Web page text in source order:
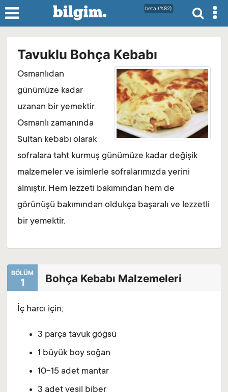
beta (%82)
Tavuklu Bohça Kebabı
Osmanlıdan
günümüze kadar
uzanan bir yemektir.
Osmanlı zamanında
Sultan kebabı olarak
sofralara taht kurmuş günümüze kadar değişik
malzemeler ve isimlerle sofralarımızda yerini
almıştır. Hem lezzeti bakımından hem de
görünüşü bakımından oldukça başaralı ve lezzetli
bir yemektir.
BÖLÜM
1 Bohça Kebabı Malzemeleri
İç harcı için;
3 parça tavuk göğsü
1 büyük boy soğan
10-15 adet mantar